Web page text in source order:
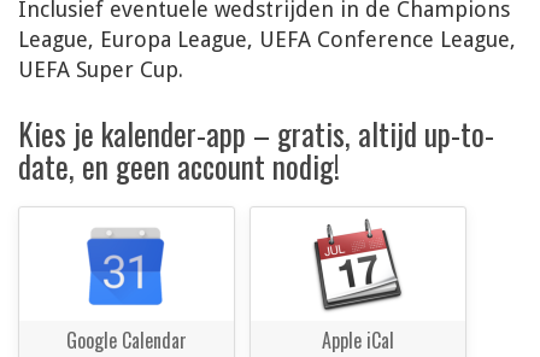
Inclusief eventuele wedstrijden in de Champions
League, Europa League, UEFA Conference League,
UEFA Super Cup.
Kies je kalender-app – gratis, altijd up-to-
date, en geen account nodig!
Google Calendar Apple iCal